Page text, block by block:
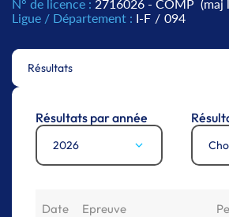
N° de licence : 2716026 - COMP (maj
Ligue / Département : I-F / 094
Résultats
Résultats par année
2026
Date Epreuve